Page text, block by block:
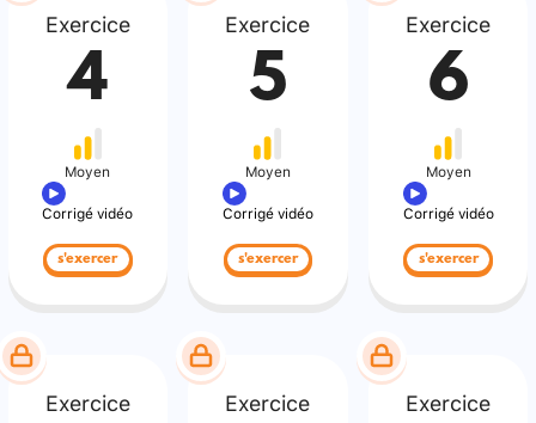
Exercice
4
Moyen
Corrigé vidéo
s'exercer
Exercice
5
Moyen
Corrigé vidéo
s'exercer
Exercice
6
Moyen
Corrigé vidéo
s'exercer
Exercice Exercice Exercice